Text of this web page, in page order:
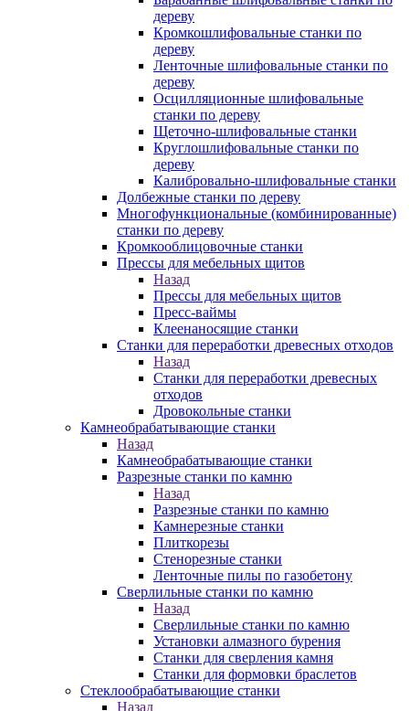
дереву
Кромкошлифовальные станки по
дереву
Ленточные шлифовальные станки по
дереву
Осцилляционные шлифовальные
станки по дереву
Щеточно-шлифовальные станки
Круглошлифовальные станки по
дереву
Калибровально-шлифовальные станки
Долбежные станки по дереву
Многофункциональные (комбинированные)
станки по дереву
Кромкооблицовочные станки
Прессы для мебельных щитов
Назад
Прессы для мебельных щитов
Пресс-ваймы
Клеенаносящие станки
Станки для переработки древесных отходов
Назад
Станки для переработки древесных
отходов
Дровокольные станки
Камнеобрабатывающие станки
Назад
Камнеобрабатывающие станки
Разрезные станки по камню
Назад
Разрезные станки по камню
Камнерезные станки
Плиткорезы
Стенорезные станки
Ленточные пилы по газобетону
Сверлильные станки по камню
Назад
Сверлильные станки по камню
Установки алмазного бурения
Станки для сверления камня
Станки для формовки браслетов
Стеклообрабатывающие станки
Назад